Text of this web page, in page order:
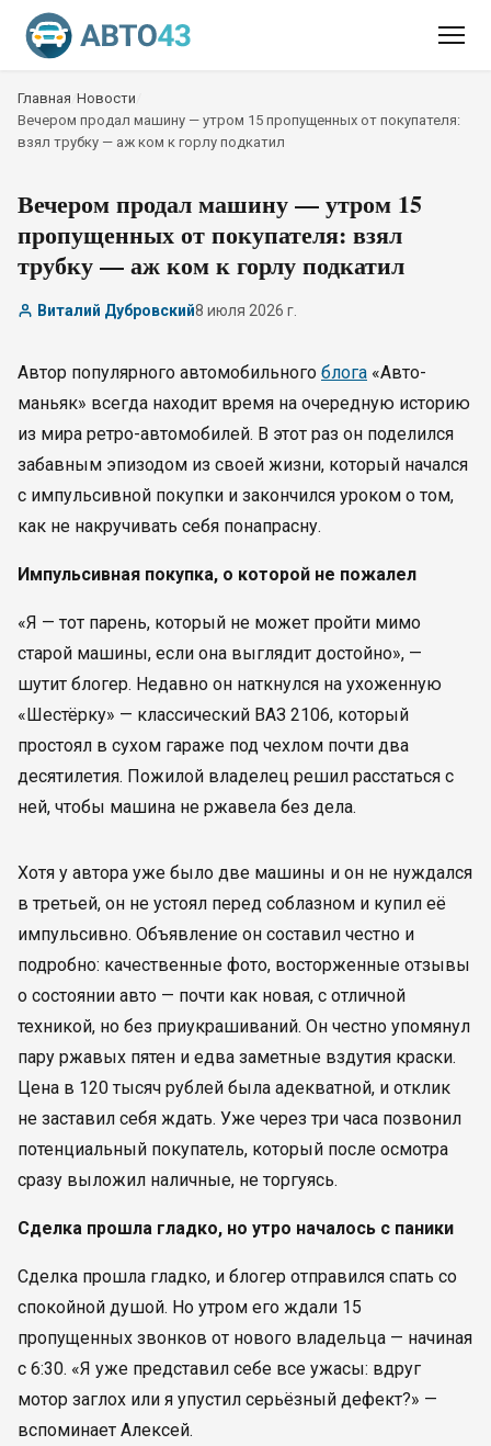
Главная Новости
Вечером продал машину — утром 15 пропущенных от покупателя:
взял трубку — аж ком к горлу подкатил
Вечером продал машину — утром 15
пропущенных от покупателя: взял
трубку — аж ком к горлу подкатил
Виталий Дубровский8 июля 2026 г.
Автор популярного автомобильного блога «Авто-
маньяк» всегда находит время на очередную историю
из мира ретро-автомобилей. В этот раз он поделился
забавным эпизодом из своей жизни, который начался
с импульсивной покупки и закончился уроком о том,
как не накручивать себя понапрасну.
Импульсивная покупка, о которой не пожалел
«Я — тот парень, который не может пройти мимо
старой машины, если она выглядит достойно», —
шутит блогер. Недавно он наткнулся на ухоженную
«Шестёрку» — классический ВАЗ 2106, который
простоял в сухом гараже под чехлом почти два
десятилетия. Пожилой владелец решил расстаться с
ней, чтобы машина не ржавела без дела.
Хотя у автора уже было две машины и он не нуждался
в третьей, он не устоял перед соблазном и купил её
импульсивно. Объявление он составил честно и
подробно: качественные фото, восторженные отзывы
о состоянии авто — почти как новая, с отличной
техникой, но без приукрашиваний. Он честно упомянул
пару ржавых пятен и едва заметные вздутия краски.
Цена в 120 тысяч рублей была адекватной, и отклик
не заставил себя ждать. Уже через три часа позвонил
потенциальный покупатель, который после осмотра
сразу выложил наличные, не торгуясь.
Сделка прошла гладко, но утро началось с паники
Сделка прошла гладко, и блогер отправился спать со
спокойной душой. Но утром его ждали 15
пропущенных звонков от нового владельца — начиная
с 6:30. «Я уже представил себе все ужасы: вдруг
мотор заглох или я упустил серьёзный дефект?» —
вспоминает Алексей.